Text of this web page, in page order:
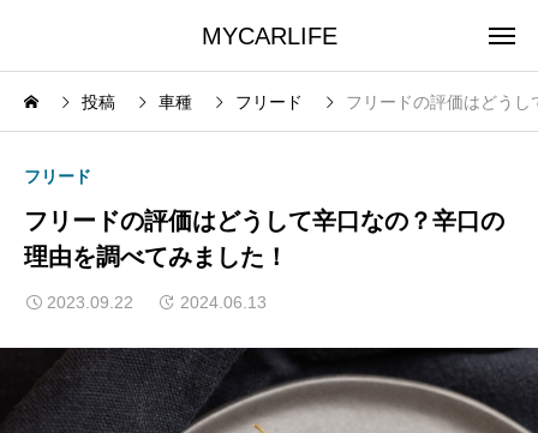
MYCARLIFE
投稿 車種 フリード フリードの評価はどう
フリード
フリードの評価はどうして辛口なの？辛口の
理由を調べてみました！
2023.09.22 2024.06.13